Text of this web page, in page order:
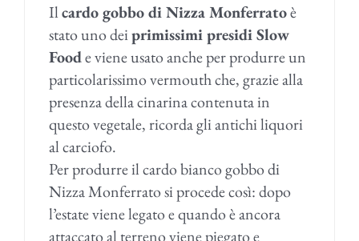
Ilcardo gobbo di Nizza Monferratoè
stato uno deiprimissimi presidi Slow
Foode viene usato anche per produrre un
particolarissimo vermouth che, grazie alla
presenza della cinarina contenuta in
questo vegetale, ricorda gli antichi liquori
al carciofo.
Per produrre il cardo bianco gobbo di
Nizza Monferrato si procede così: dopo
l’estate viene legato e quando è ancora
attaccato al terreno viene piegato e